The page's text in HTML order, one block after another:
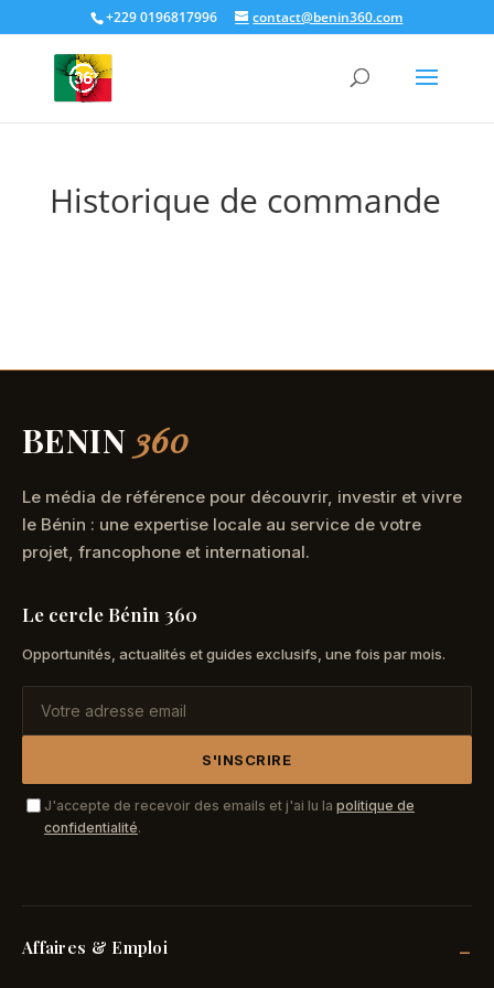
+229 0196817996 contact@benin360.com
Historique de commande
BENIN 360
Le média de référence pour découvrir, investir et vivre
le Bénin : une expertise locale au service de votre
projet, francophone et international.
Le cercle Bénin 360
Opportunités, actualités et guides exclusifs, une fois par mois.
S'INSCRIRE
J'accepte de recevoir des emails et j'ai lu la politique de
confidentialité.
Affaires & Emploi